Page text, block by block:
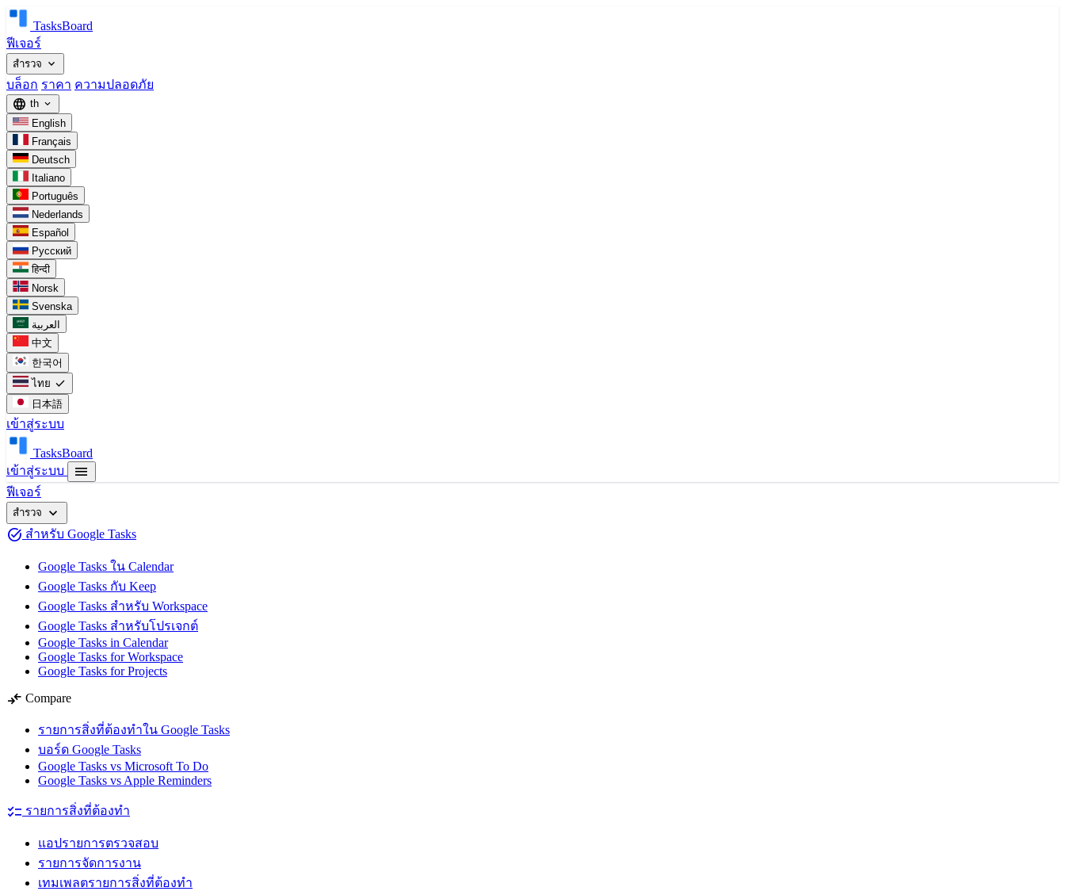
TasksBoard
ฟีเจอร์
สำรวจ expand_more
บล็อก ราคา ความปลอดภัย
language th expand_more
English
Français
Deutsch
Italiano
Português
Nederlands
Español
Русский
हिन्दी
Norsk
Svenska
العربية
中文
한국어
ไทย check
日本語
เข้าสู่ระบบ
TasksBoard
เข้าสู่ระบบ
menu
ฟีเจอร์
สำรวจ
expand_more
task_alt สำหรับ Google Tasks
Google Tasks ใน Calendar
Google Tasks กับ Keep
Google Tasks สำหรับ Workspace
Google Tasks สำหรับโปรเจกต์
Google Tasks in Calendar
Google Tasks for Workspace
Google Tasks for Projects
compare_arrows Compare
รายการสิ่งที่ต้องทำใน Google Tasks
บอร์ด Google Tasks
Google Tasks vs Microsoft To Do
Google Tasks vs Apple Reminders
checklist รายการสิ่งที่ต้องทำ
แอปรายการตรวจสอบ
รายการจัดการงาน
เทมเพลตรายการสิ่งที่ต้องทำ